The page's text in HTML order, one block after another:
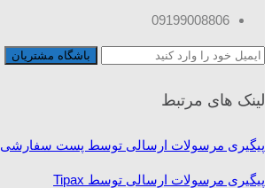
09199008806
لینک های مرتبط
پیگیری مرسولات ارسالی توسط پست سفارشی
پیگیری مرسولات ارسالی توسط Tipax